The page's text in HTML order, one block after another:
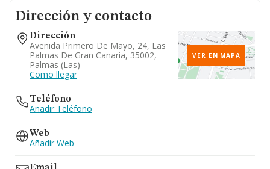
Dirección y contacto
Dirección
Avenida Primero De Mayo, 24, Las
Palmas De Gran Canaria, 35002,
Palmas (las)
Como llegar
VER EN MAPA
Teléfono
Añadir Teléfono
Web
Añadir Web